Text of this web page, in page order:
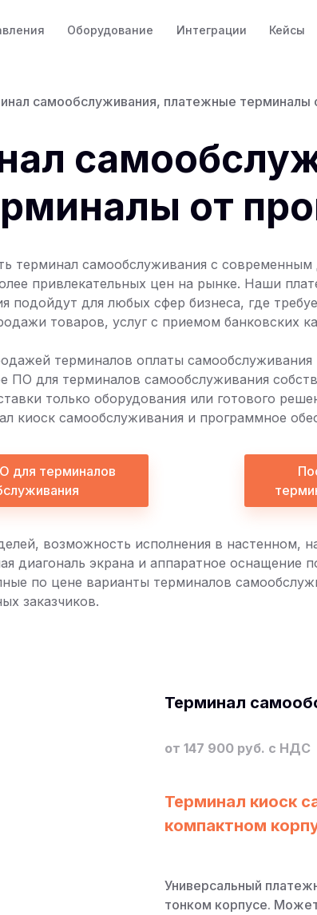
Оборудование Интеграции Кейсы
самообслуживания, платежные терминалы
от
терминал самообслуживания с
привлекательных цен на рынке. Наши
подойдут для любых сфер бизнеса, где
товаров, услуг с приемом банковских
терминалов оплаты
ПО для терминалов самообслуживания
только оборудования или готового
киоск самообслуживания и программное
для терминалов
возможность исполнения в настенном,
диагональ экрана и аппаратное оснащение
по цене варианты терминалов
заказчиков.
Терминал
от 147 900 руб. с НДС
Терминал киоск
компактном
Универсальный
тонком корпусе.